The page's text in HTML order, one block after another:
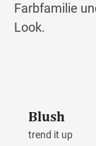
Farbfamilie
Look.
Blush
trend it up